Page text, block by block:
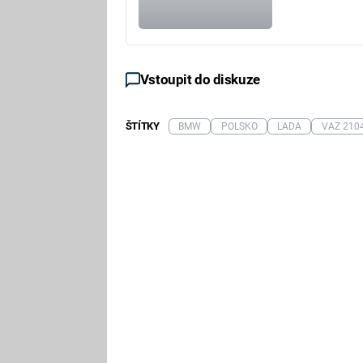
Vstoupit do diskuze
ŠTÍTKY BMW POLSKO LADA VAZ